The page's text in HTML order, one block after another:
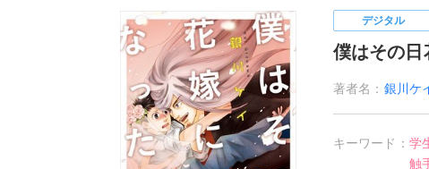
デジタル
僕はその日
著者名： 銀川ケ
キーワード： 学
触